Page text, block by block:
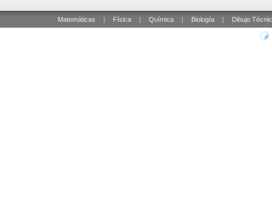
Matemáticas Física Química Biología Dibujo